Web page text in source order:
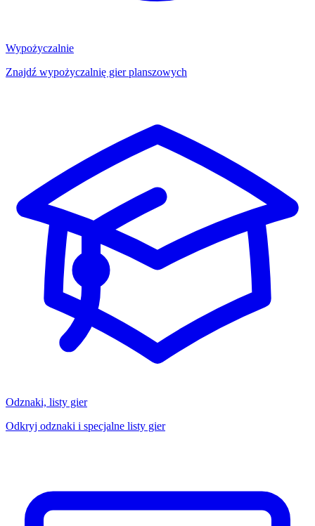
Wypożyczalnie
Znajdź wypożyczalnię gier planszowych
Odznaki, listy gier
Odkryj odznaki i specjalne listy gier